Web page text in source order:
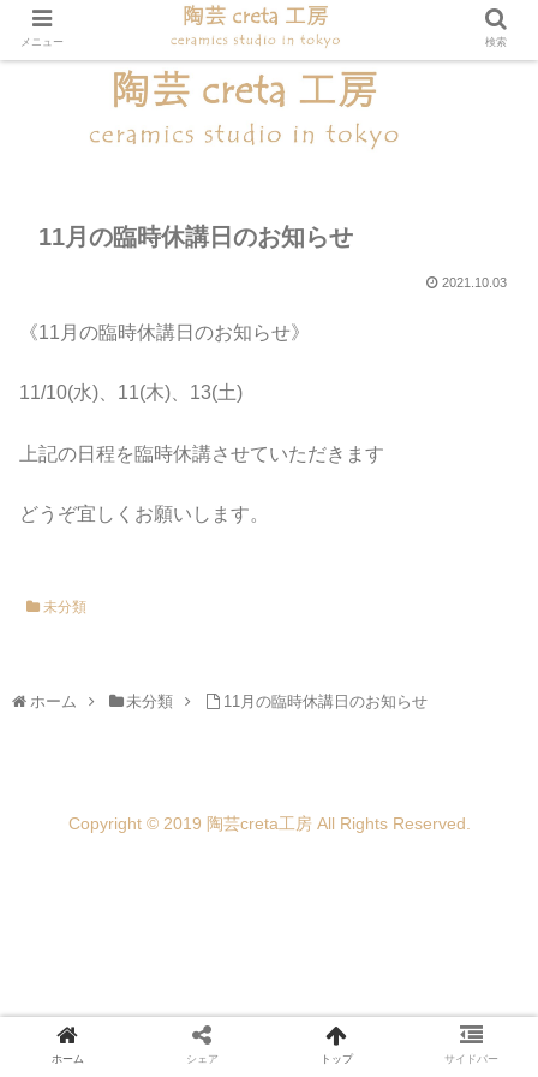
11月の臨時休講日のお知らせ
2021.10.03
《11月の臨時休講日のお知らせ》
11/10(水)、11(木)、13(土)
上記の日程を臨時休講させていただきます
どうぞ宜しくお願いします。
未分類
ホーム 未分類 11月の臨時休講日のお知らせ
Copyright © 2019 陶芸creta工房 All Rights Reserved.
メニュー 検索
ホーム シェア トップ サイドバー